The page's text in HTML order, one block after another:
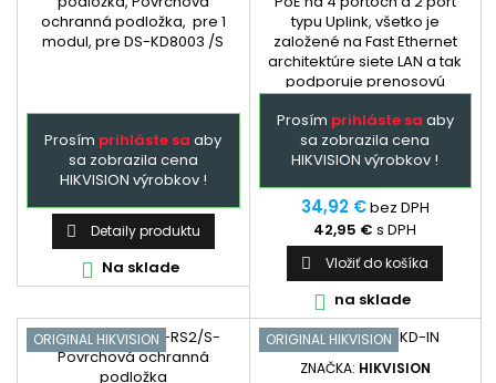
ochranná podložka, pre 1
modul, pre DS-KD8003 /S
Prosím prihláste sa aby
sa zobrazila cena
HIKVISION výrobkov !
 Detaily produktu
 Na sklade
typu Uplink, všetko je
založené na Fast Ethernet
architektúre siete LAN a tak
podporuje prenosovú
rýchlosť 10/100 Mbps.
Automaticky detekuje a
napája zariadenia
podporujúce PoE normu
4, port č.5-6 slúži ako uplink
a...
Prosím prihláste sa aby
sa zobrazila cena
HIKVISION výrobkov !
34,92 €bez DPH
42,95 € s DPH
 Vložiť do košíka
 na sklade
ORIGINAL HIKVISION
ORIGINAL HIKVISION
ZNAČKA: HIKVISION